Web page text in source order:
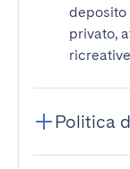
deposito
privato,
Politica